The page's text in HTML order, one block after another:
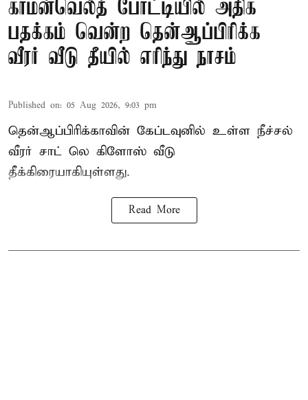
காமன்வெல்த் போட்டியில் அதிக
பதக்கம் வென்ற தென்ஆப்பிரிக்க
வீரர் வீடு தீயில் எரிந்து நாசம்
Published on: 05 Aug 2026, 9:03 pm
தென்ஆப்பிரிக்காவின் கேப்டவுனில் உள்ள நீச்சல்
வீரர் சாட் லெ கிளோஸ் வீடு
தீக்கிரையாகியுள்ளது.
Read More